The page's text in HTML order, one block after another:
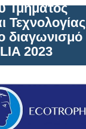
Τμήματος
Τεχνολογίας
διαγωνισμό
2023